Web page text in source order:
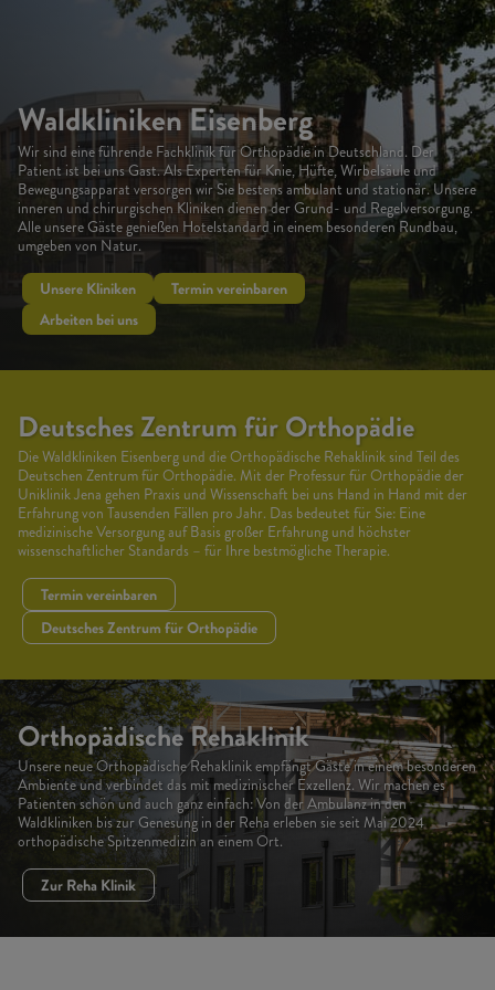
Waldkliniken Eisenberg
Wir sind eine führende Fachklinik für Orthopädie in Deutschland. Der
Patient ist bei uns Gast. Als Experten für Knie, Hüfte, Wirbelsäule und
Bewegungsapparat versorgen wir Sie bestens ambulant und stationär. Unsere
inneren und chirurgischen Kliniken dienen der Grund- und Regelversorgung.
Alle unsere Gäste genießen Hotelstandard in einem besonderen Rundbau,
umgeben von Natur.
Unsere Kliniken
Termin vereinbaren
Arbeiten bei uns
Deutsches Zentrum für Orthopädie
Die Waldkliniken Eisenberg und die Orthopädische Rehaklinik sind Teil des
Deutschen Zentrum für Orthopädie. Mit der Professur für Orthopädie der
Uniklinik Jena gehen Praxis und Wissenschaft bei uns Hand in Hand mit der
Erfahrung von Tausenden Fällen pro Jahr. Das bedeutet für Sie: Eine
medizinische Versorgung auf Basis großer Erfahrung und höchster
wissenschaftlicher Standards – für Ihre bestmögliche Therapie.
Termin vereinbaren
Deutsches Zentrum für Orthopädie
Orthopädische Rehaklinik
Unsere neue Orthopädische Rehaklinik empfängt Gäste in einem besonderen
Ambiente und verbindet das mit medizinischer Exzellenz. Wir machen es
Patienten schön und auch ganz einfach: Von der Ambulanz in den
Waldkliniken bis zur Genesung in der Reha erleben sie seit Mai 2024
orthopädische Spitzenmedizin an einem Ort.
Zur Reha Klinik